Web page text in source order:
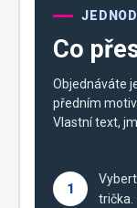
Co
Objednáváte
předním
Vlastní text,
1
trička.